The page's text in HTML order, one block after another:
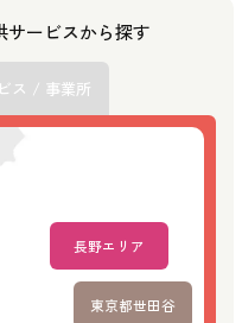
ービスから探す
ス / 事業所
長野エリア
東京都世田谷